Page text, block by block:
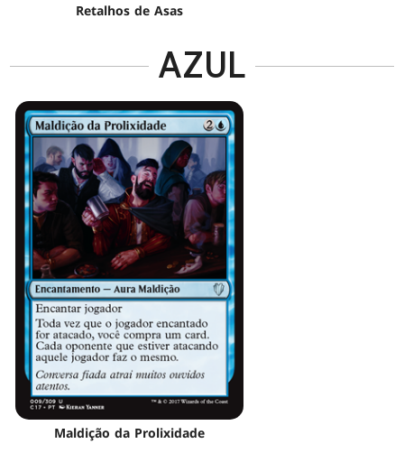
Retalhos de Asas
AZUL
Maldição da Prolixidade